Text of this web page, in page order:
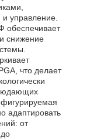
управление.
обеспечивает
снижение
что делает
адаптировать
от